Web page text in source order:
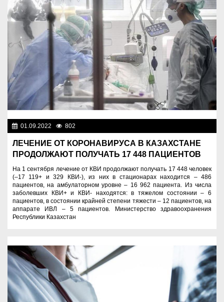
01.09.2022 802
ЛЕЧЕНИЕ ОТ КОРОНАВИРУСА В КАЗАХСТАНЕ
ПРОДОЛЖАЮТ ПОЛУЧАТЬ 17 448 ПАЦИЕНТОВ
На 1 сентября лечение от КВИ продолжают получать 17 448 человек
(–17 119+ и 329 КВИ-), из них в стационарах находится – 486
пациентов, на амбулаторном уровне – 16 962 пациентa. Из числа
заболевших КВИ+ и КВИ- находятся: в тяжелом состоянии – 6
пациентов, в состоянии крайней степени тяжести – 12 пациентов, на
аппарате ИВЛ – 5 пациентов. Министерство здравоохранения
Республики Казахстан